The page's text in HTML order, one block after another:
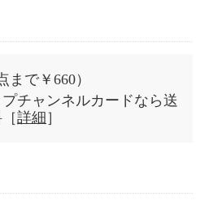
まで￥660）
チャンネルカードなら送
詳細 ］